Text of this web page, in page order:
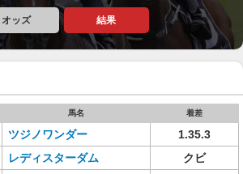
オッズ 結果
馬名 着差
ツジノワンダー
1.35.3
レディスターダム
クビ